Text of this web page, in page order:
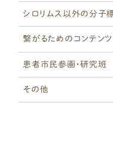
最新情
お問い
シロリムス以外の分子
繋がるためのコンテンツ
患者市民参画・研究班
その他